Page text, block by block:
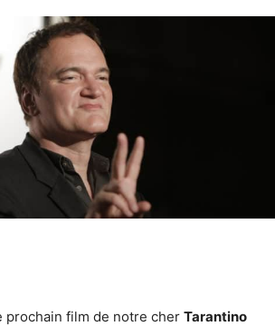
prochain film de notre cher Tarantino